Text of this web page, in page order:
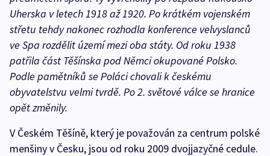
Uherska v letech 1918 až 1920. Po krátkém vojenském
střetu tehdy nakonec rozhodla konference velvyslanců
ve Spa rozdělit území mezi oba státy. Od roku 1938
patřila část Těšínska pod Němci okupované Polsko.
Podle pamětníků se Poláci chovali k českému
obyvatelstvu velmi tvrdě. Po 2. světové válce se hranice
opět změnily.
V Českém Těšíně, který je považován za centrum polské
menšiny v Česku, jsou od roku 2009 dvojjazyčné cedule.